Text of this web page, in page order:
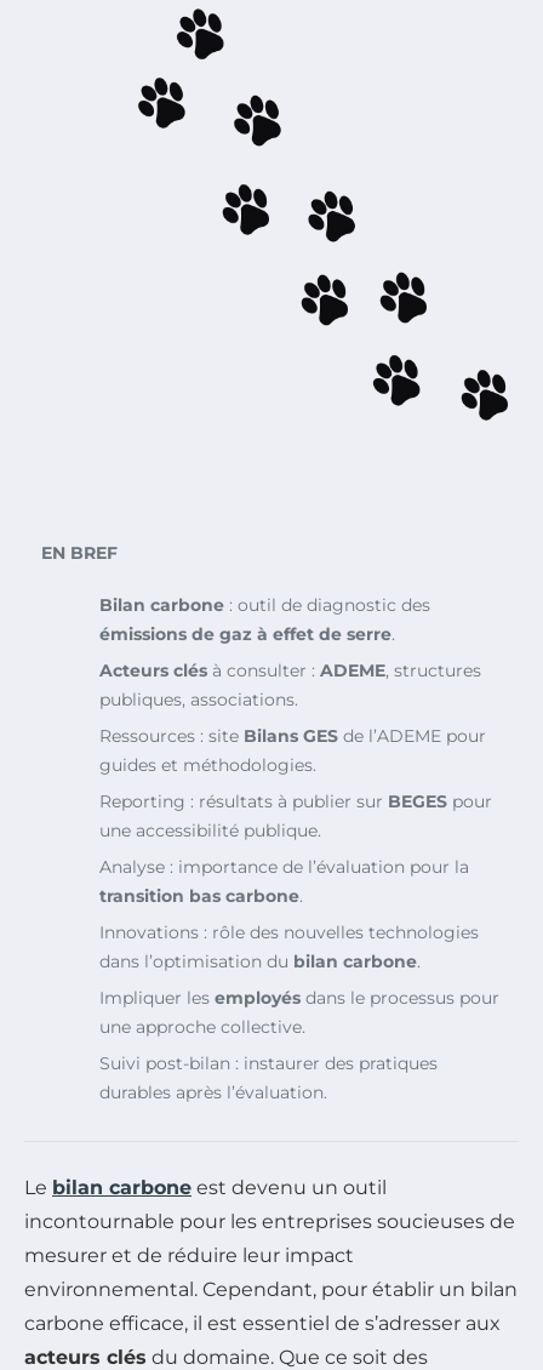
EN BREF
Bilan carbone : outil de diagnostic des
émissions de gaz à effet de serre.
Acteurs clés à consulter : ADEME, structures
publiques, associations.
Ressources : site Bilans GES de l’ADEME pour
guides et méthodologies.
Reporting : résultats à publier sur BEGES pour
une accessibilité publique.
Analyse : importance de l’évaluation pour la
transition bas carbone.
Innovations : rôle des nouvelles technologies
dans l’optimisation du bilan carbone.
Impliquer les employés dans le processus pour
une approche collective.
Suivi post-bilan : instaurer des pratiques
durables après l’évaluation.
Le bilan carbone est devenu un outil
incontournable pour les entreprises soucieuses de
mesurer et de réduire leur impact
environnemental. Cependant, pour établir un bilan
carbone efficace, il est essentiel de s’adresser aux
acteurs clés du domaine. Que ce soit des